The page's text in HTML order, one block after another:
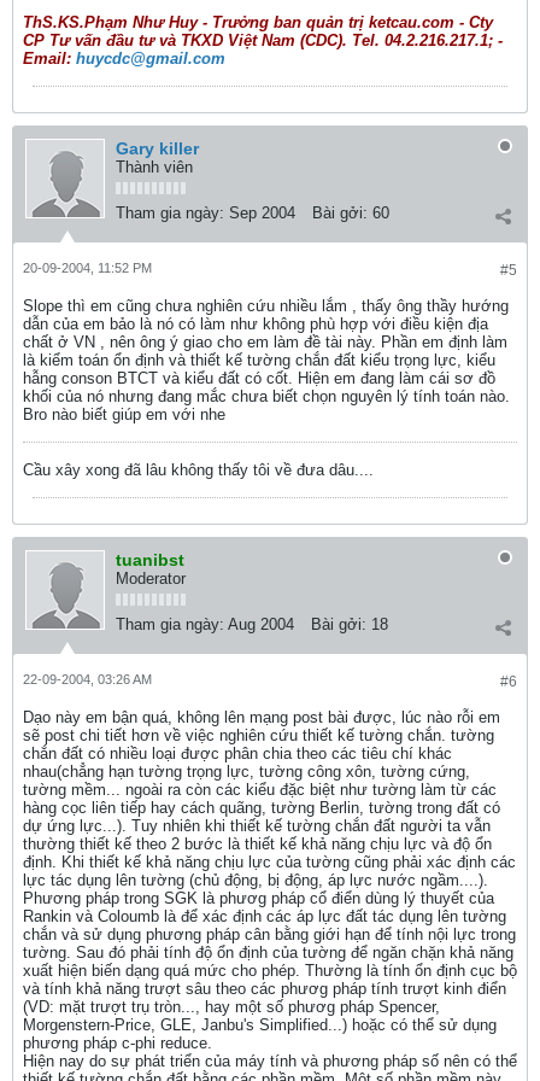
ThS.KS.Phạm Như Huy - Trưởng ban quản trị ketcau.com - Cty
CP Tư vấn đầu tư và TKXD Việt Nam (CDC). Tel. 04.2.216.217.1; -
Email: huycdc@gmail.com
Gary killer
Thành viên
Tham gia ngày: Sep 2004 Bài gởi: 60
#5
20-09-2004, 11:52 PM
Slope thì em cũng chưa nghiên cứu nhiều lắm , thấy ông thầy hướng
dẫn của em bảo là nó có làm như không phù hợp với điều kiện địa
chất ở VN , nên ông ý giao cho em làm đề tài này. Phần em định làm
là kiểm toán ổn định và thiết kế tường chắn đất kiểu trọng lực, kiểu
hẫng conson BTCT và kiểu đất có cốt. Hiện em đang làm cái sơ đồ
khối của nó nhưng đang mắc chưa biết chọn nguyên lý tính toán nào.
Bro nào biết giúp em với nhe
Cầu xây xong đã lâu không thấy tôi về đưa dâu....
tuanibst
Moderator
Tham gia ngày: Aug 2004 Bài gởi: 18
#6
22-09-2004, 03:26 AM
Dạo này em bận quá, không lên mạng post bài được, lúc nào rỗi em
sẽ post chi tiết hơn về việc nghiên cứu thiết kế tường chắn. tường
chắn đất có nhiều loại được phân chia theo các tiêu chí khác
nhau(chẳng hạn tường trọng lực, tường công xôn, tường cứng,
tường mềm... ngoài ra còn các kiểu đặc biệt như tường làm từ các
hàng cọc liên tiếp hay cách quãng, tường Berlin, tường trong đất có
dự ứng lực...). Tuy nhiên khi thiết kế tường chắn đất người ta vẫn
thường thiết kế theo 2 bước là thiết kế khả năng chịu lực và độ ổn
định. Khi thiết kế khả năng chịu lực của tường cũng phải xác định các
lực tác dụng lên tường (chủ động, bị động, áp lực nước ngầm....).
Phương pháp trong SGK là phươg pháp cổ điển dùng lý thuyết của
Rankin và Coloumb là để xác định các áp lực đất tác dụng lên tường
chắn và sử dụng phương pháp cân bằng giới hạn để tính nội lực trong
tường. Sau đó phải tính độ ổn định của tường để ngăn chặn khả năng
xuất hiện biến dạng quá mức cho phép. Thường là tính ổn định cục bộ
và tính khả năng trượt sâu theo các phươg pháp tính trượt kinh điển
(VD: mặt trượt trụ tròn..., hay một số phươg pháp Spencer,
Morgenstern-Price, GLE, Janbu's Simplified...) hoặc có thể sử dụng
phương pháp c-phi reduce.
Hiện nay do sự phát triển của máy tính và phương pháp số nên có thể